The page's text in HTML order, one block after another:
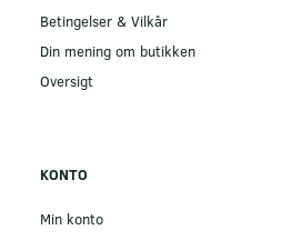
Betingelser & Vilkår
Din mening om butikken
Oversigt
KONTO
Min konto